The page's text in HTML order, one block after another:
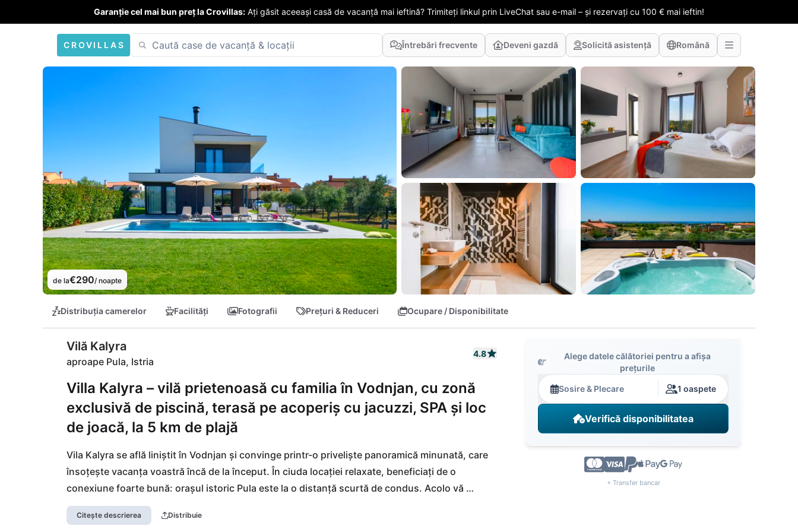
Garanție cel mai bun preț la Crovillas: Ați găsit aceeași casă de vacanță mai ieftină? Trimiteți linkul prin LiveChat sau e-mail – și rezervați cu 100 € mai ieftin!
CROVILLAS Întrebări frecvente Deveni gazdă Solicită asistență Română
de la€290/ noapte
Distribuția camerelor Facilități Fotografii Prețuri & Reduceri Ocupare / Disponibilitate
Vilă Kalyra
aproape Pula, Istria
4.8
Villa Kalyra – vilă prietenoasă cu familia în Vodnjan, cu zonă
exclusivă de piscină, terasă pe acoperiș cu jacuzzi, SPA și loc
de joacă, la 5 km de plajă
Vila Kalyra se află liniștit în Vodnjan și convinge printr-o priveliște panoramică minunată, care
însoțește vacanța voastră încă de la început. În ciuda locației relaxate, beneficiați de o
conexiune foarte bună: orașul istoric Pula este la o distanță scurtă de condus. Acolo vă
așteaptă numeroase posibilități de cumpărături, o ofertă culturală variată, precum și faimosul
amfiteatru roman. De asemenea, restaurantele tradiționale și konobas tipice din Pula invită la
Citește descrierea Distribuie
Alege datele călătoriei pentru a afișa
prețurile
Sosire & Plecare 1 oaspete
Verifică disponibilitatea
+ Transfer bancar